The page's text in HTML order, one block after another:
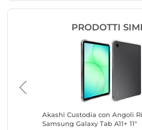
PRODOTTI
Akashi Custodia con Angoli
Samsung Galaxy Tab A11+ 11"